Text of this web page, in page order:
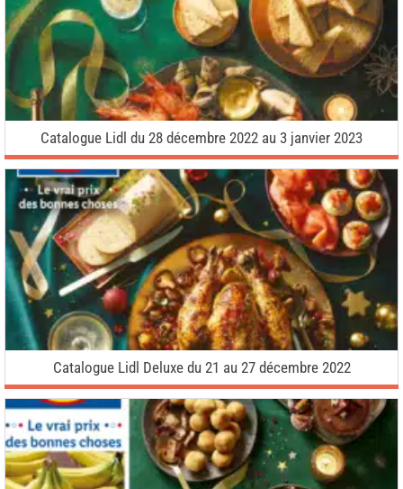
Catalogue Lidl du 28 décembre 2022 au 3 janvier 2023
Catalogue Lidl Deluxe du 21 au 27 décembre 2022